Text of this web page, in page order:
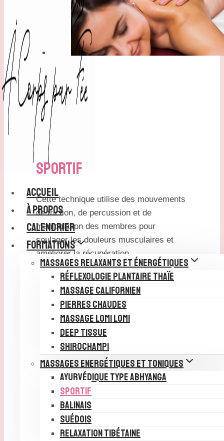
ACCUEIL
À PROPOS
CALENDRIER
FORMATIONS
MASSAGES RELAXANTS ET ÉNERGÉTIQUES
RÉFLEXOLOGIE PLANTAIRE THAÏE
MASSAGE CALIFORNIEN
PIERRES CHAUDES
MASSAGE LOMI LOMI
DEEP TISSUE
SHIROCHAMPI
MASSAGES ENERGÉTIQUES ET TONIQUES
AYURVÉDIQUE TYPE ABHYANGA
SPORTIF
BALINAIS
SUÉDOIS
RELAXATION TIBÉTAINE
Sportif
Cette technique utilise des mouvements
de friction, de percussion et de
manipulation des membres pour
soulager les douleurs musculaires et
améliorer la récupération.
Bienfaits